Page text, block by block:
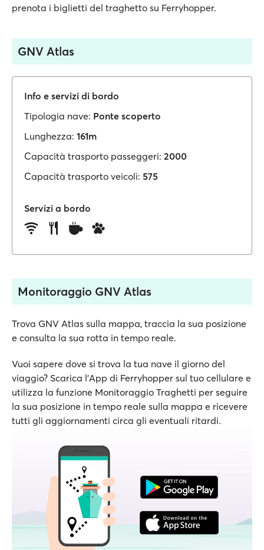
prenota i biglietti del traghetto su Ferryhopper.
GNV Atlas
Info e servizi di bordo
Tipologia nave: Ponte scoperto
Lunghezza: 161m
Capacità trasporto passeggeri: 2000
Capacità trasporto veicoli: 575
Servizi a bordo
Monitoraggio GNV Atlas
Trova GNV Atlas sulla mappa, traccia la sua posizione
e consulta la sua rotta in tempo reale.
Vuoi sapere dove si trova la tua nave il giorno del
viaggio? Scarica l'App di Ferryhopper sul tuo cellulare e
utilizza la funzione Monitoraggio Traghetti per seguire
la sua posizione in tempo reale sulla mappa e ricevere
tutti gli aggiornamenti circa gli eventuali ritardi.